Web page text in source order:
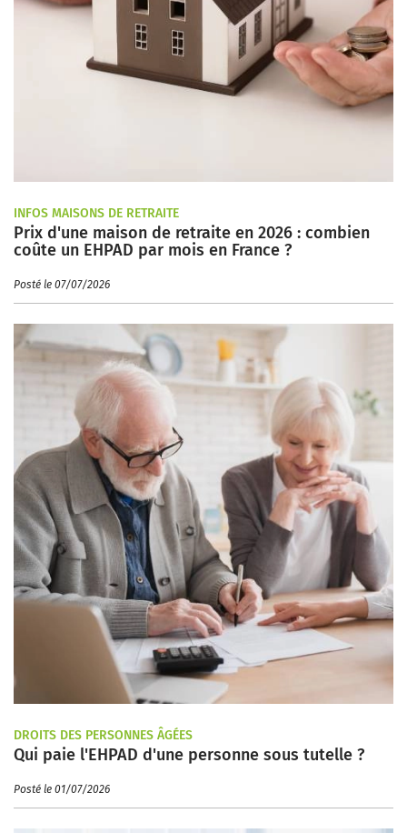
INFOS MAISONS DE RETRAITE
Prix d'une maison de retraite en 2026 : combien
coûte un EHPAD par mois en France ?
Posté le 07/07/2026
DROITS DES PERSONNES ÂGÉES
Qui paie l'EHPAD d'une personne sous tutelle ?
Posté le 01/07/2026